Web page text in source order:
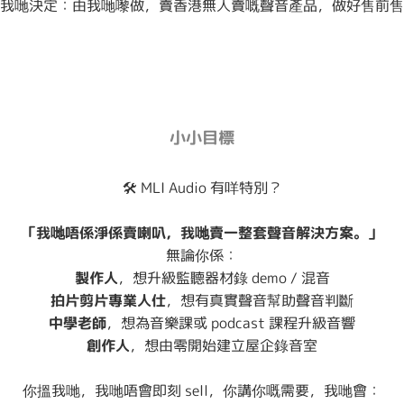
哋決定：由我哋嚟做，賣香港無人賣嘅聲音產品，做好售前
小小目標
🛠️ MLI Audio 有咩特別？
「我哋唔係淨係賣喇叭，我哋賣一整套聲音解決方案。」
無論你係：
製作人，想升級監聽器材錄 demo / 混音
拍片剪片專業人仕，想有真實聲音幫助聲音判斷
中學老師，想為音樂課或 podcast 課程升級音響
創作人，想由零開始建立屋企錄音室
你搵我哋，我哋唔會即刻 sell，你講你嘅需要，我哋會：